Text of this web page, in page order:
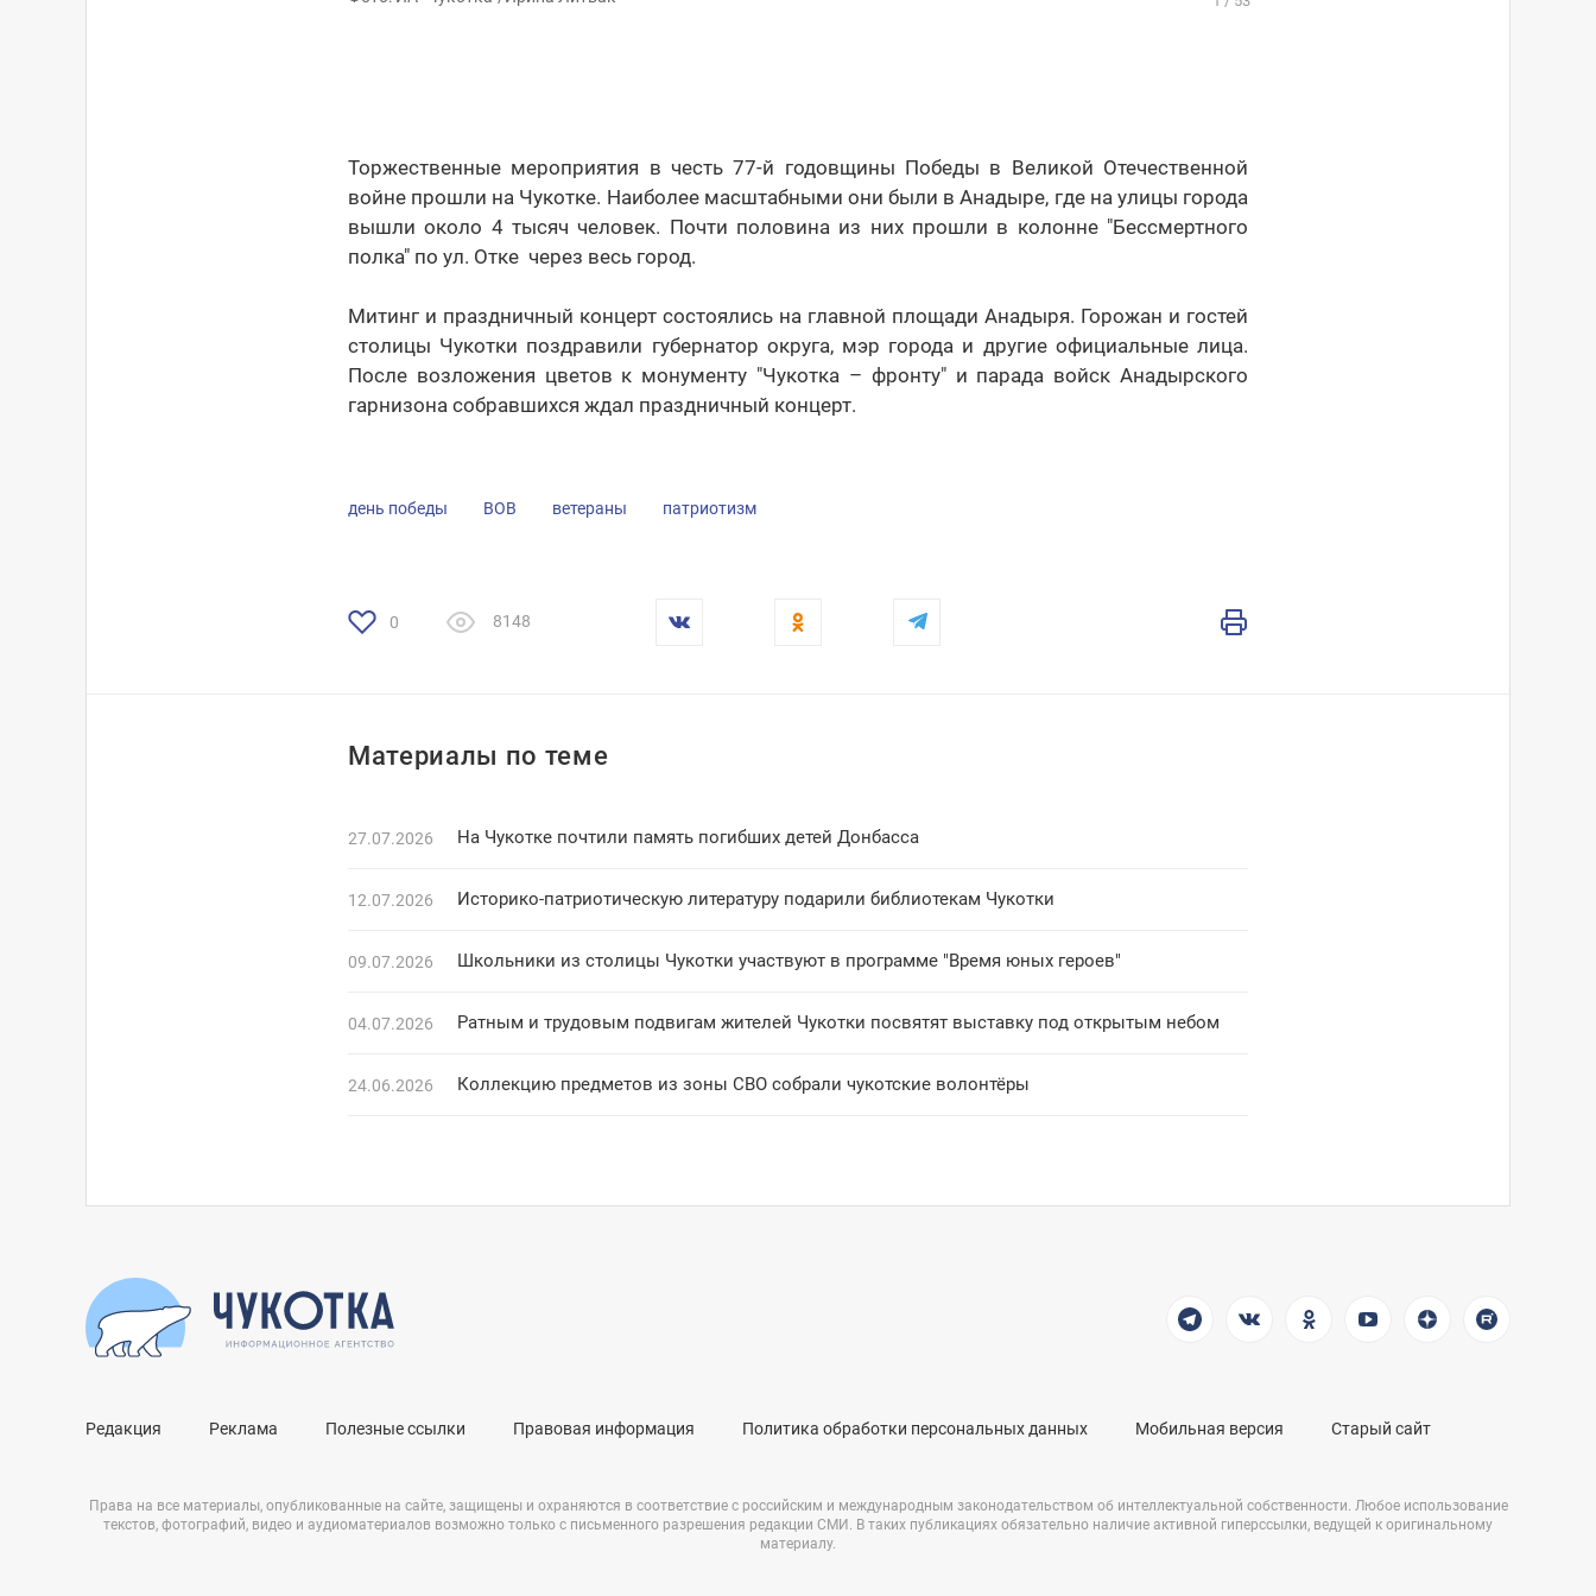
Торжественные мероприятия в честь 77-й годовщины Победы в Великой Отечественной
войне прошли на Чукотке. Наиболее масштабными они были в Анадыре, где на улицы города
вышли около 4 тысяч человек. Почти половина из них прошли в колонне "Бессмертного
полка" по ул. Отке через весь город.
Митинг и праздничный концерт состоялись на главной площади Анадыря. Горожан и гостей
столицы Чукотки поздравили губернатор округа, мэр города и другие официальные лица.
После возложения цветов к монументу "Чукотка – фронту" и парада войск Анадырского
гарнизона собравшихся ждал праздничный концерт.
день победы ВОВ ветераны патриотизм
0 8148
Материалы по теме
27.07.2026 На Чукотке почтили память погибших детей Донбасса
12.07.2026 Историко-патриотическую литературу подарили библиотекам Чукотки
09.07.2026 Школьники из столицы Чукотки участвуют в программе "Время юных героев"
04.07.2026 Ратным и трудовым подвигам жителей Чукотки посвятят выставку под открытым небом
24.06.2026 Коллекцию предметов из зоны СВО собрали чукотские волонтёры
Редакция Реклама Полезные ссылки Правовая информация Политика обработки персональных данных Мобильная версия Старый сайт
Права на все материалы, опубликованные на сайте, защищены и охраняются в соответствие с российским и международным законодательством об интеллектуальной собственности. Любое использование
текстов, фотографий, видео и аудиоматериалов возможно только с письменного разрешения редакции СМИ. В таких публикациях обязательно наличие активной гиперссылки, ведущей к оригинальному
материалу.